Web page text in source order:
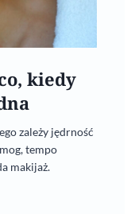
kiedy
zależy jędrność
tempo
makijaż.